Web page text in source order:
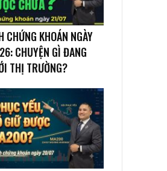
CHỨNG KHOÁN NGÀY
CHUYỆN GÌ ĐANG
THỊ TRƯỜNG?